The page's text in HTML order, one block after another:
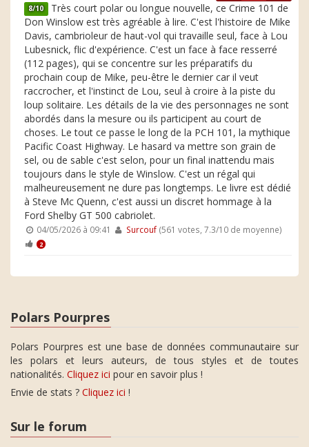
8/10 Très court polar ou longue nouvelle, ce Crime 101 de
Don Winslow est très agréable à lire. C'est l'histoire de Mike
Davis, cambrioleur de haut-vol qui travaille seul, face à Lou
Lubesnick, flic d'expérience. C'est un face à face resserré
(112 pages), qui se concentre sur les préparatifs du
prochain coup de Mike, peu-être le dernier car il veut
raccrocher, et l'instinct de Lou, seul à croire à la piste du
loup solitaire. Les détails de la vie des personnages ne sont
abordés dans la mesure ou ils participent au court de
choses. Le tout ce passe le long de la PCH 101, la mythique
Pacific Coast Highway. Le hasard va mettre son grain de
sel, ou de sable c'est selon, pour un final inattendu mais
toujours dans le style de Winslow. C'est un régal qui
malheureusement ne dure pas longtemps. Le livre est dédié
à Steve Mc Quenn, c'est aussi un discret hommage à la
Ford Shelby GT 500 cabriolet.
04/05/2026 à 09:41 Surcouf(561 votes, 7.3/10 de moyenne)
2
Polars Pourpres
Polars Pourpres est une base de données communautaire sur
les polars et leurs auteurs, de tous styles et de toutes
nationalités. Cliquez ici pour en savoir plus !
Envie de stats ? Cliquez ici !
Sur le forum